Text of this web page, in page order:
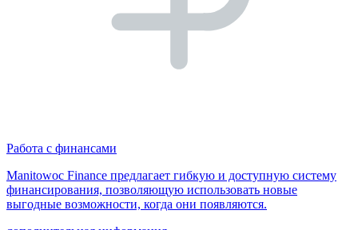
Работа с финансами
Manitowoc Finance предлагает гибкую и доступную систему
финансирования, позволяющую использовать новые
выгодные возможности, когда они появляются.